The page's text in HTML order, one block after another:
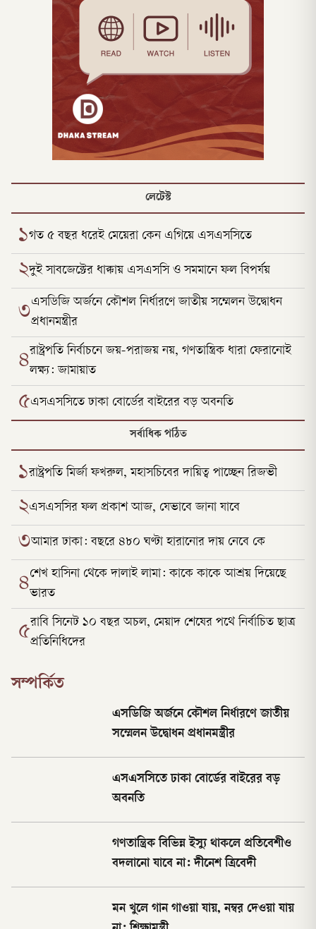
লেটেস্ট
১গত ৫ বছর ধরেই মেয়েরা কেন এগিয়ে এসএসসিতে
২দুই সাবজেক্টের ধাক্কায় এসএসসি ও সমমানে ফল বিপর্যয়
৩এসডিজি অর্জনে কৌশল নির্ধারণে জাতীয় সম্মেলন উদ্বোধন
প্রধানমন্ত্রীর
৪রাষ্ট্রপতি নির্বাচনে জয়-পরাজয় নয়, গণতান্ত্রিক ধারা ফেরানোই
লক্ষ্য: জামায়াত
৫এসএসসিতে ঢাকা বোর্ডের বাইরের বড় অবনতি
সর্বাধিক পঠিত
১রাষ্ট্রপতি মির্জা ফখরুল, মহাসচিবের দায়িত্ব পাচ্ছেন রিজভী
২এসএসসির ফল প্রকাশ আজ, যেভাবে জানা যাবে
৩আমার ঢাকা: বছরে ৪৮০ ঘণ্টা হারানোর দায় নেবে কে
৪শেখ হাসিনা থেকে দালাই লামা: কাকে কাকে আশ্রয় দিয়েছে
ভারত
৫রাবি সিনেট ১০ বছর অচল, মেয়াদ শেষের পথে নির্বাচিত ছাত্র
প্রতিনিধিদের
সম্পর্কিত
এসডিজি অর্জনে কৌশল নির্ধারণে জাতীয়
সম্মেলন উদ্বোধন প্রধানমন্ত্রীর
এসএসসিতে ঢাকা বোর্ডের বাইরের বড়
অবনতি
গণতান্ত্রিক বিভিন্ন ইস্যু থাকলে প্রতিবেশীও
বদলানো যাবে না: দীনেশ ত্রিবেদী
মন খুলে গান গাওয়া যায়, নম্বর দেওয়া যায়